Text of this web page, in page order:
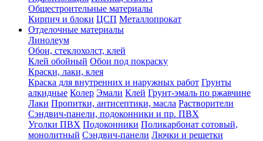
Общестроительные материалы
Кирпич и блоки ЦСП Металлопрокат
Отделочные материалы
Линолеум
Обои, стеклохолст, клей
Клей обойный Обои под покраску
Краски, лаки, клея
Краска для внутренних и наружных работ Грунты
алкидные Колер Эмали Клей Грунт-эмаль по ржавчине
Лаки Пропитки, антисептики, масла Растворители
Сэндвич-панели, подоконники и пр. ПВХ
Уголки ПВХ Подоконники Поликарбонат сотовый,
монолитный Сэндвич-панели Лючки и решетки